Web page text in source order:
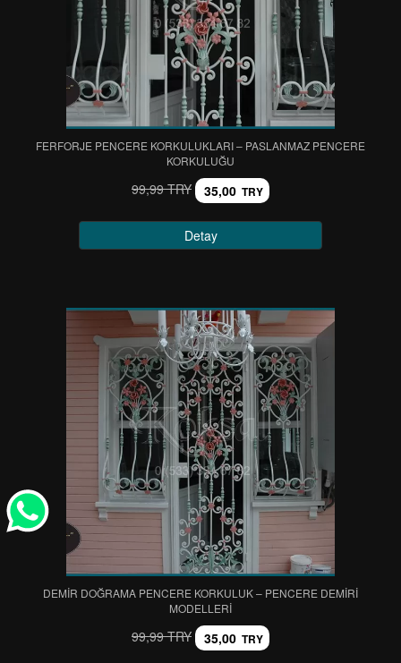
FERFORJE PENCERE KORKULUKLARI – PASLANMAZ PENCERE
KORKULUĞU
99,99 TRY 35,00 TRY
Detay
DEMİR DOĞRAMA PENCERE KORKULUK – PENCERE DEMİRİ
MODELLERİ
99,99 TRY 35,00 TRY